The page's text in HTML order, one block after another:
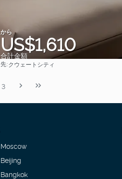
から
US$1,610
合計金額
先:クウェートシティ
3
Moscow
Beijing
Bangkok